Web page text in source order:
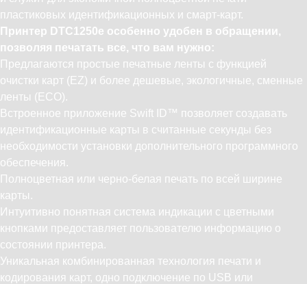
пластиковых идентификационных и смарт-карт.
Принтер DTC1250e особенно удобен в обращении,
позволяя печатать все, что вам нужно:
Предлагаются простые печатные ленты с функцией
очистки карт (EZ) и более дешевые, экологичные, сменные
ленты (ЕСО).
Встроенное приложение Swift ID™ позволяет создавать
идентификационные карты в считанные секунды без
необходимости установки дополнительного программного
обеспечения.
Полноцветная или черно-белая печать по всей ширине
карты.
Интуитивно понятная система индикации с цветными
кнопками предоставляет пользователю информацию о
состоянии принтера.
Уникальная комбинированная технология печати и
кодирования карт, одно подключение по USB или